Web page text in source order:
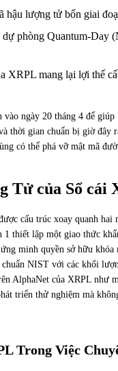
hậu lượng tử bốn giai
phòng Quantum-Day
XRPL mang lại lợi thế
ngày 20 tháng 4 để
thời gian chuẩn bị giờ
có thể phá vỡ mật mã
Tử của Sổ cái
cấu trúc xoay quanh
thiết lập một giao thức
minh quyền sở hữu
NIST với các khối
AlphaNet của XRPL như
triển thử nghiệm mà
Trong Việc